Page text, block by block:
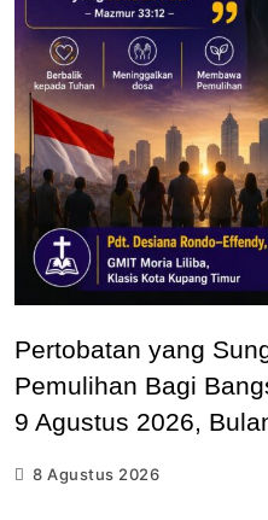
Pertobatan yang
Pemulihan Bagi
9 Agustus 2026,
8 Agustus 2026